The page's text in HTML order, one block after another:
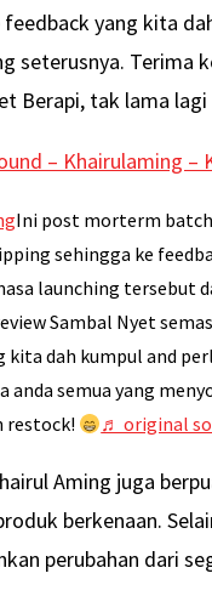
yang kita
seterusnya. Terima
Berapi, tak lama
– Khairulaming –
Ini post morterm
sehingga ke
launching tersebut
Sambal Nyet
kita dah kumpul and
anda semua yang
restock!
♬ original
Aming juga
berkenaan.
perubahan dari